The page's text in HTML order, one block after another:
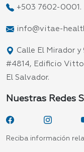
+503 7602-0001.
info@vitae-
Calle El Mirador
#4814, Edificio
El Salvador.
Nuestras Redes
Reciba información